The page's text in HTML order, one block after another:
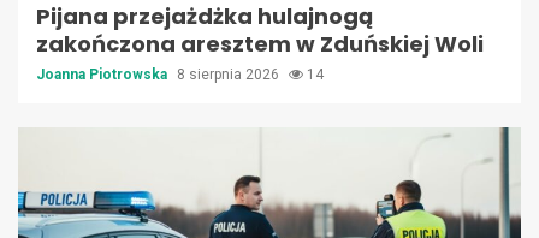
Pijana przejażdżka hulajnogą
zakończona aresztem w Zduńskiej Woli
Joanna Piotrowska 8 sierpnia 2026 14